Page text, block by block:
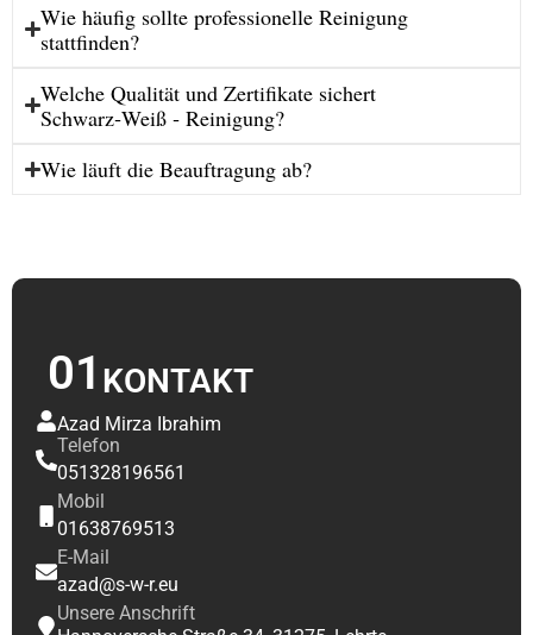
Wie häufig sollte professionelle Reinigung
stattfinden?
Welche Qualität und Zertifikate sichert
Schwarz‑Weiß ‑ Reinigung?
Wie läuft die Beauftragung ab?
01 KONTAKT
Azad Mirza Ibrahim
Telefon
051328196561
Mobil
01638769513
E-Mail
azad@s-w-r.eu
Unsere Anschrift